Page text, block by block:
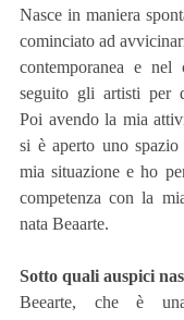
Nasce in maniera
cominciato ad
contemporanea e
seguito gli artisti per
Poi avendo la mia
si è aperto uno
mia situazione e ho
competenza con la
nata Beaarte.
Sotto quali auspici
Beearte, che è